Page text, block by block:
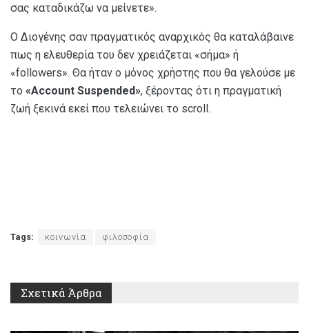
σας καταδικάζω να μείνετε».
Ο Διογένης σαν πραγματικός αναρχικός θα καταλάβαινε
πως η ελευθερία του δεν χρειάζεται «σήμα» ή
«followers». Θα ήταν ο μόνος χρήστης που θα γελούσε με
το «Account Suspended», ξέροντας ότι η πραγματική
ζωή ξεκινά εκεί που τελειώνει το scroll.
Tags: κοινωνία φιλοσοφία
Σχετικά Άρθρα